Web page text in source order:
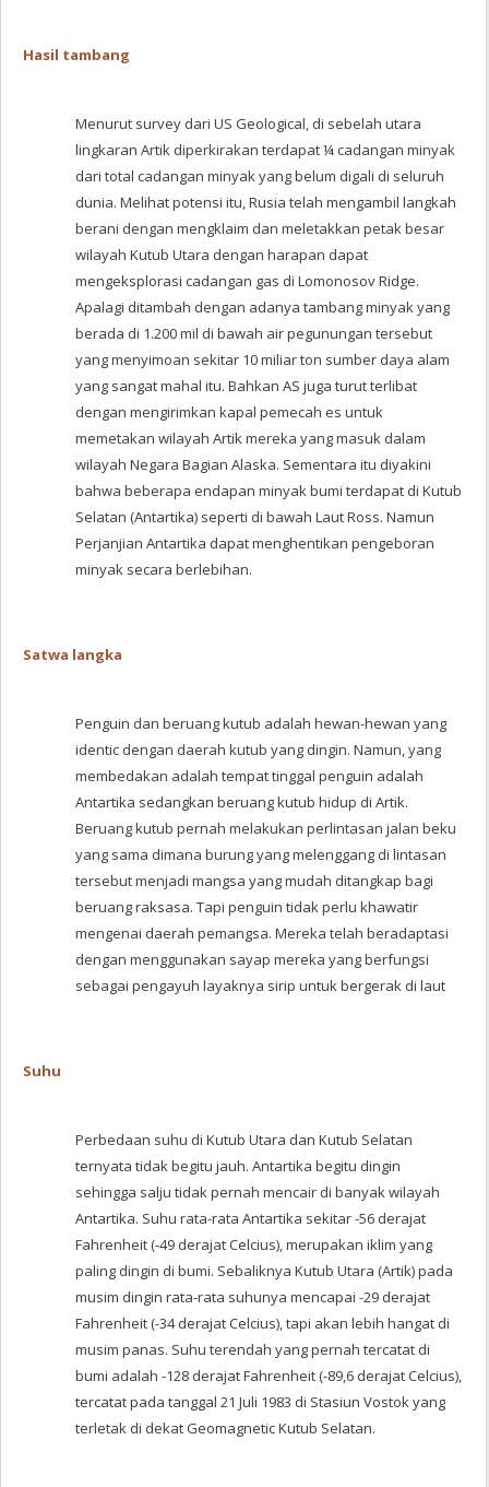
Hasil tambang
Menurut survey dari US Geological, di sebelah utara
lingkaran Artik diperkirakan terdapat ¼ cadangan minyak
dari total cadangan minyak yang belum digali di seluruh
dunia. Melihat potensi itu, Rusia telah mengambil langkah
berani dengan mengklaim dan meletakkan petak besar
wilayah Kutub Utara dengan harapan dapat
mengeksplorasi cadangan gas di Lomonosov Ridge.
Apalagi ditambah dengan adanya tambang minyak yang
berada di 1.200 mil di bawah air pegunungan tersebut
yang menyimoan sekitar 10 miliar ton sumber daya alam
yang sangat mahal itu. Bahkan AS juga turut terlibat
dengan mengirimkan kapal pemecah es untuk
memetakan wilayah Artik mereka yang masuk dalam
wilayah Negara Bagian Alaska. Sementara itu diyakini
bahwa beberapa endapan minyak bumi terdapat di Kutub
Selatan (Antartika) seperti di bawah Laut Ross. Namun
Perjanjian Antartika dapat menghentikan pengeboran
minyak secara berlebihan.
Satwa langka
Penguin dan beruang kutub adalah hewan-hewan yang
identic dengan daerah kutub yang dingin. Namun, yang
membedakan adalah tempat tinggal penguin adalah
Antartika sedangkan beruang kutub hidup di Artik.
Beruang kutub pernah melakukan perlintasan jalan beku
yang sama dimana burung yang melenggang di lintasan
tersebut menjadi mangsa yang mudah ditangkap bagi
beruang raksasa. Tapi penguin tidak perlu khawatir
mengenai daerah pemangsa. Mereka telah beradaptasi
dengan menggunakan sayap mereka yang berfungsi
sebagai pengayuh layaknya sirip untuk bergerak di laut
Suhu
Perbedaan suhu di Kutub Utara dan Kutub Selatan
ternyata tidak begitu jauh. Antartika begitu dingin
sehingga salju tidak pernah mencair di banyak wilayah
Antartika. Suhu rata-rata Antartika sekitar -56 derajat
Fahrenheit (-49 derajat Celcius), merupakan iklim yang
paling dingin di bumi. Sebaliknya Kutub Utara (Artik) pada
musim dingin rata-rata suhunya mencapai -29 derajat
Fahrenheit (-34 derajat Celcius), tapi akan lebih hangat di
musim panas. Suhu terendah yang pernah tercatat di
bumi adalah -128 derajat Fahrenheit (-89,6 derajat Celcius),
tercatat pada tanggal 21 Juli 1983 di Stasiun Vostok yang
terletak di dekat Geomagnetic Kutub Selatan.